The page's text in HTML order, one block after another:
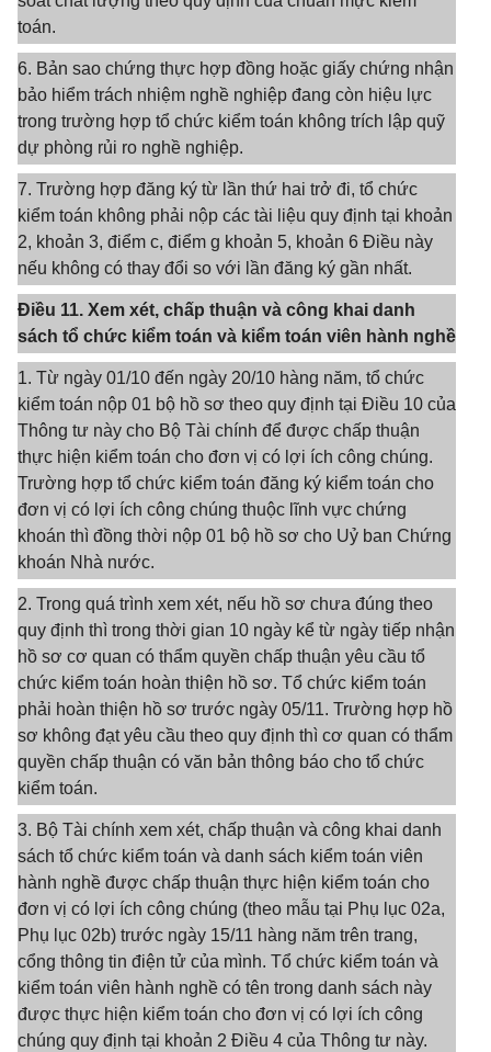
toán.
6. Bản sao chứng thực hợp đồng hoặc giấy chứng nhận
bảo hiểm trách nhiệm nghề nghiệp đang còn hiệu lực
trong trường hợp tổ chức kiểm toán không trích lập quỹ
dự phòng rủi ro nghề nghiệp.
7. Trường hợp đăng ký từ lần thứ hai trở đi, tổ chức
kiểm toán không phải nộp các tài liệu quy định tại khoản
2, khoản 3, điểm c, điểm g khoản 5, khoản 6 Điều này
nếu không có thay đổi so với lần đăng ký gần nhất.
Điều 11. Xem xét, chấp thuận và công khai danh
sách tổ chức kiểm toán và kiểm toán viên hành nghề
1. Từ ngày 01/10 đến ngày 20/10 hàng năm, tổ chức
kiểm toán nộp 01 bộ hồ sơ theo quy định tại Điều 10 của
Thông tư này cho Bộ Tài chính để được chấp thuận
thực hiện kiểm toán cho đơn vị có lợi ích công chúng.
Trường hợp tổ chức kiểm toán đăng ký kiểm toán cho
đơn vị có lợi ích công chúng thuộc lĩnh vực chứng
khoán thì đồng thời nộp 01 bộ hồ sơ cho Uỷ ban Chứng
khoán Nhà nước.
2. Trong quá trình xem xét, nếu hồ sơ chưa đúng theo
quy định thì trong thời gian 10 ngày kể từ ngày tiếp nhận
hồ sơ cơ quan có thẩm quyền chấp thuận yêu cầu tổ
chức kiểm toán hoàn thiện hồ sơ. Tổ chức kiểm toán
phải hoàn thiện hồ sơ trước ngày 05/11. Trường hợp hồ
sơ không đạt yêu cầu theo quy định thì cơ quan có thẩm
quyền chấp thuận có văn bản thông báo cho tổ chức
kiểm toán.
3. Bộ Tài chính xem xét, chấp thuận và công khai danh
sách tổ chức kiểm toán và danh sách kiểm toán viên
hành nghề được chấp thuận thực hiện kiểm toán cho
đơn vị có lợi ích công chúng (theo mẫu tại Phụ lục 02a,
Phụ lục 02b) trước ngày 15/11 hàng năm trên trang,
cổng thông tin điện tử của mình. Tổ chức kiểm toán và
kiểm toán viên hành nghề có tên trong danh sách này
được thực hiện kiểm toán cho đơn vị có lợi ích công
chúng quy định tại khoản 2 Điều 4 của Thông tư này.